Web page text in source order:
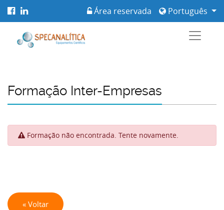
Português
Área reservada
Formação Inter-Empresas
Formação não encontrada. Tente novamente.
« Voltar